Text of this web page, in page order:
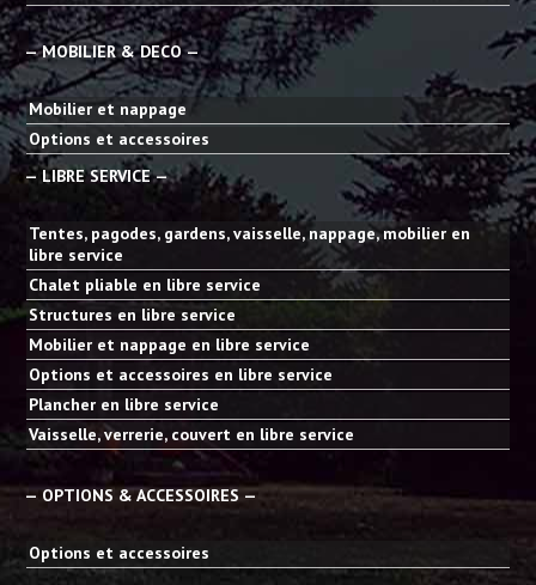
— MOBILIER & DECO —
Mobilier et nappage
Options et accessoires
— LIBRE SERVICE —
Tentes, pagodes, gardens, vaisselle, nappage, mobilier en
libre service
Chalet pliable en libre service
Structures en libre service
Mobilier et nappage en libre service
Options et accessoires en libre service
Plancher en libre service
Vaisselle, verrerie, couvert en libre service
— OPTIONS & ACCESSOIRES —
Options et accessoires